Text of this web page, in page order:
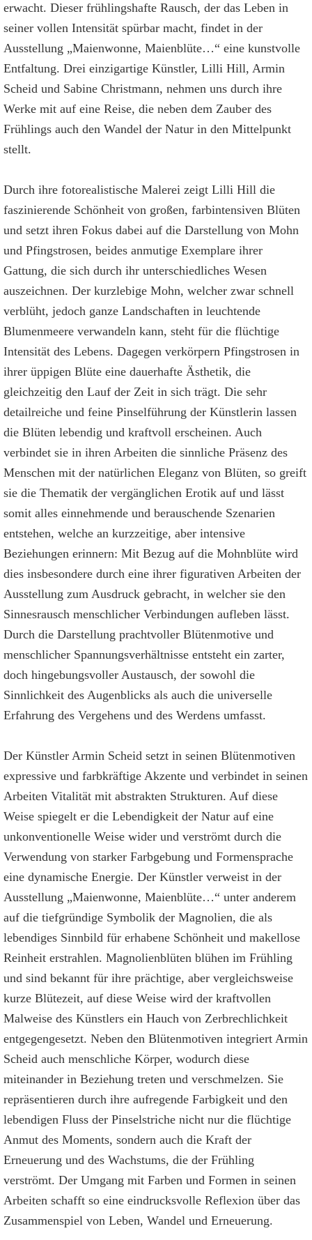
erwacht. Dieser frühlingshafte Rausch, der das Leben in
seiner vollen Intensität spürbar macht, findet in der
Ausstellung „Maienwonne, Maienblüte…“ eine kunstvolle
Entfaltung. Drei einzigartige Künstler, Lilli Hill, Armin
Scheid und Sabine Christmann, nehmen uns durch ihre
Werke mit auf eine Reise, die neben dem Zauber des
Frühlings auch den Wandel der Natur in den Mittelpunkt
stellt.
Durch ihre fotorealistische Malerei zeigt Lilli Hill die
faszinierende Schönheit von großen, farbintensiven Blüten
und setzt ihren Fokus dabei auf die Darstellung von Mohn
und Pfingstrosen, beides anmutige Exemplare ihrer
Gattung, die sich durch ihr unterschiedliches Wesen
auszeichnen. Der kurzlebige Mohn, welcher zwar schnell
verblüht, jedoch ganze Landschaften in leuchtende
Blumenmeere verwandeln kann, steht für die flüchtige
Intensität des Lebens. Dagegen verkörpern Pfingstrosen in
ihrer üppigen Blüte eine dauerhafte Ästhetik, die
gleichzeitig den Lauf der Zeit in sich trägt. Die sehr
detailreiche und feine Pinselführung der Künstlerin lassen
die Blüten lebendig und kraftvoll erscheinen. Auch
verbindet sie in ihren Arbeiten die sinnliche Präsenz des
Menschen mit der natürlichen Eleganz von Blüten, so greift
sie die Thematik der vergänglichen Erotik auf und lässt
somit alles einnehmende und berauschende Szenarien
entstehen, welche an kurzzeitige, aber intensive
Beziehungen erinnern: Mit Bezug auf die Mohnblüte wird
dies insbesondere durch eine ihrer figurativen Arbeiten der
Ausstellung zum Ausdruck gebracht, in welcher sie den
Sinnesrausch menschlicher Verbindungen aufleben lässt.
Durch die Darstellung prachtvoller Blütenmotive und
menschlicher Spannungsverhältnisse entsteht ein zarter,
doch hingebungsvoller Austausch, der sowohl die
Sinnlichkeit des Augenblicks als auch die universelle
Erfahrung des Vergehens und des Werdens umfasst.
Der Künstler Armin Scheid setzt in seinen Blütenmotiven
expressive und farbkräftige Akzente und verbindet in seinen
Arbeiten Vitalität mit abstrakten Strukturen. Auf diese
Weise spiegelt er die Lebendigkeit der Natur auf eine
unkonventionelle Weise wider und verströmt durch die
Verwendung von starker Farbgebung und Formensprache
eine dynamische Energie. Der Künstler verweist in der
Ausstellung „Maienwonne, Maienblüte…“ unter anderem
auf die tiefgründige Symbolik der Magnolien, die als
lebendiges Sinnbild für erhabene Schönheit und makellose
Reinheit erstrahlen. Magnolienblüten blühen im Frühling
und sind bekannt für ihre prächtige, aber vergleichsweise
kurze Blütezeit, auf diese Weise wird der kraftvollen
Malweise des Künstlers ein Hauch von Zerbrechlichkeit
entgegengesetzt. Neben den Blütenmotiven integriert Armin
Scheid auch menschliche Körper, wodurch diese
miteinander in Beziehung treten und verschmelzen. Sie
repräsentieren durch ihre aufregende Farbigkeit und den
lebendigen Fluss der Pinselstriche nicht nur die flüchtige
Anmut des Moments, sondern auch die Kraft der
Erneuerung und des Wachstums, die der Frühling
verströmt. Der Umgang mit Farben und Formen in seinen
Arbeiten schafft so eine eindrucksvolle Reflexion über das
Zusammenspiel von Leben, Wandel und Erneuerung.